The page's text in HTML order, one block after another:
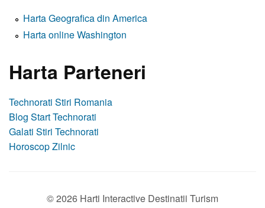
Harta Geografica din America
Harta online Washington
Harta Parteneri
Technorati Stiri Romania
Blog Start Technorati
Galati Stiri Technorati
Horoscop Zilnic
© 2026 Harti Interactive Destinatii Turism